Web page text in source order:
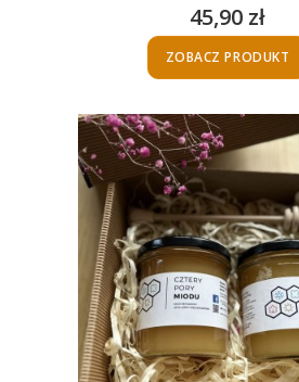
Cena
45,90 zł
ZOBACZ PRODUKT